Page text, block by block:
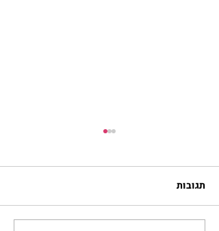
תגובות